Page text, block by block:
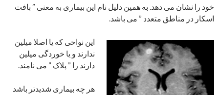
خود را نشان می دهد. به همین دلیل نام این بیماری به معنی ” بافت
اسکار در مناطق متعدد ” می باشد.
این نواحی که یا اصلا میلین
ندارند و یا خوردگی میلین
دارند را ” پلاک ” می نامند.
هر چه بیماری شدیدتر باشد